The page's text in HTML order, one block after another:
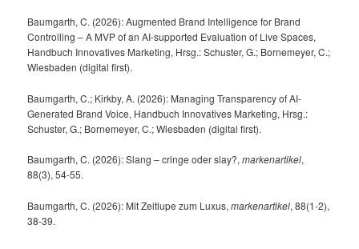
Baumgarth, C. (2026): Augmented Brand Intelligence for Brand
Controlling – A MVP of an AI-supported Evaluation of Live Spaces,
Handbuch Innovatives Marketing, Hrsg.: Schuster, G.; Bornemeyer, C.;
Wiesbaden (digital first).
Baumgarth, C.; Kirkby, A. (2026): Managing Transparency of AI-
Generated Brand Voice, Handbuch Innovatives Marketing, Hrsg.:
Schuster, G.; Bornemeyer, C.; Wiesbaden (digital first).
Baumgarth, C. (2026): Slang – cringe oder slay?,markenartikel,
88(3), 54-55.
Baumgarth, C. (2026): Mit Zeitlupe zum Luxus,markenartikel, 88(1-2),
38-39.